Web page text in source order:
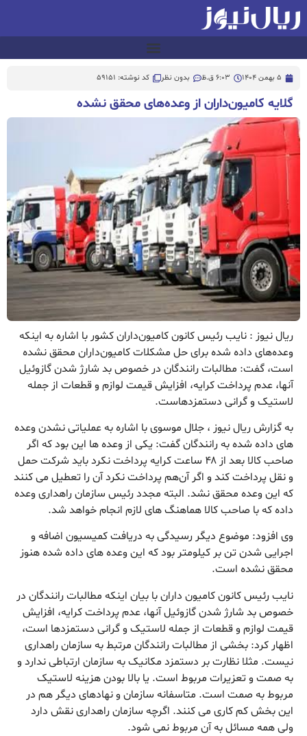
5 بهمن 1404 6:03 ق.ظ بدون نظر کد نوشته: 59151
گلایه کامیون‌داران از وعده‌های محقق نشده
ریال نیوز : نایب رئیس کانون کامیون‌داران کشور با اشاره به اینکه
وعده‌های داده شده برای حل مشکلات کامیون‌داران محقق نشده
است، گفت: مطالبات رانندگان در خصوص بد شارژ شدن گازوئیل
آنها، عدم پرداخت کرایه، افزایش قیمت لوازم و قطعات از جمله
لاستیک و گرانی دستمزدهاست.
به گزارش ریال نیوز ، جلال موسوی با اشاره به عملیاتی نشدن وعده
های داده شده به رانندگان گفت: یکی از وعده ها این بود که اگر
صاحب کالا بعد از ۴۸ ساعت کرایه پرداخت نکرد باید شرکت حمل
و نقل پرداخت کند و اگر آن‌هم پرداخت نکرد آن را تعطیل می کنند
که این وعده محقق نشد. البته مجدد رئیس سازمان راهداری وعده
داده که با صاحب کالا هماهنگ های لازم انجام خواهد شد.
وی افزود: موضوع دیگر رسیدگی به دریافت کمیسیون اضافه و
اجرایی شدن تن بر کیلومتر بود که این وعده های داده شده هنوز
محقق نشده است.
نایب رئیس کانون کامیون داران با بیان اینکه مطالبات رانندگان در
خصوص بد شارژ شدن گازوئیل آنها، عدم پرداخت کرایه، افزایش
قیمت لوازم و قطعات از جمله لاستیک و گرانی دستمزدها است،
اظهار کرد: بخشی از مطالبات رانندگان مرتبط به سازمان راهداری
نیست. مثلا نظارت بر دستمزد مکانیک به سازمان ارتباطی ندارد و
به صمت و تعزیرات مربوط است. یا بالا بودن هزینه لاستیک
مربوط به صمت است. متاسفانه سازمان و نهادهای دیگر هم در
این بخش کم کاری می کنند. اگرچه سازمان راهداری نقش دارد
ولی همه مسائل به آن مربوط نمی شود.